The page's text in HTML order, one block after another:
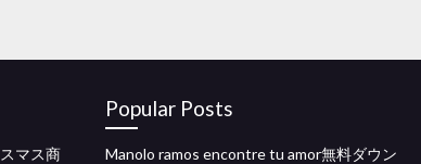
マス商
Popular Posts
Manolo ramos encontre tu amor無料ダウン